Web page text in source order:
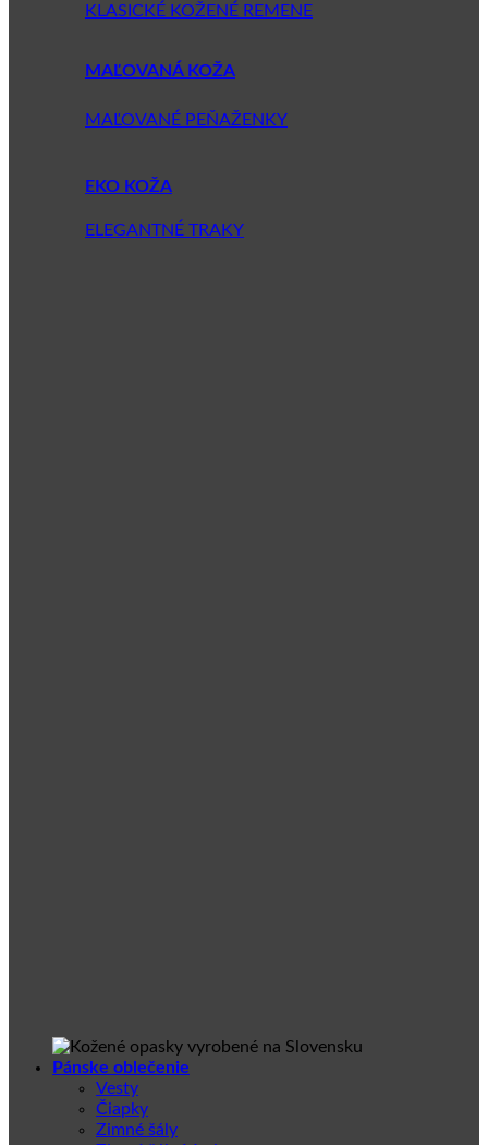
KLASICKÉ KOŽENÉ REMENE
MAĽOVANÁ KOŽA
MAĽOVANÉ PEŇAŽENKY
EKO KOŽA
ELEGANTNÉ TRAKY
Pánske oblečenie
Vesty
Čiapky
Zimné šály